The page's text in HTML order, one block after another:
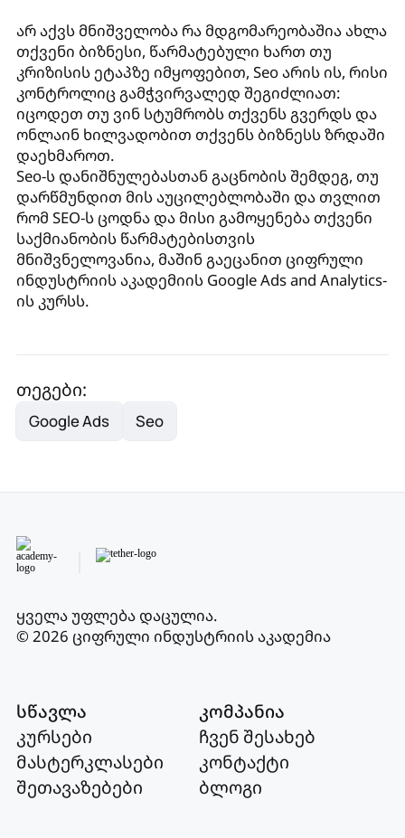
არ აქვს მნიშველობა რა მდგომარეობაშია ახლა
თქვენი ბიზნესი, წარმატებული ხართ თუ
კრიზისის ეტაპზე იმყოფებით, Seo არის ის, რისი
კონტროლიც გამჭვირვალედ შეგიძლიათ:
იცოდეთ თუ ვინ სტუმრობს თქვენს გვერდს და
ონლაინ ხილვადობით თქვენს ბიზნესს ზრდაში
დაეხმაროთ.
Seo-ს დანიშნულებასთან გაცნობის შემდეგ, თუ
დარწმუნდით მის აუცილებლობაში და თვლით
რომ SEO-ს ცოდნა და მისი გამოყენება თქვენი
საქმიანობის წარმატებისთვის
მნიშვნელოვანია, მაშინ გაეცანით ციფრული
ინდუსტრიის აკადემიის Google Ads and Analytics-
ის კურსს.
თეგები:
Google Ads Seo
ყველა უფლება დაცულია.
© 2026 ციფრული ინდუსტრიის აკადემია
სწავლა
კურსები
მასტერკლასები
შეთავაზებები
კომპანია
ჩვენ შესახებ
კონტაქტი
ბლოგი